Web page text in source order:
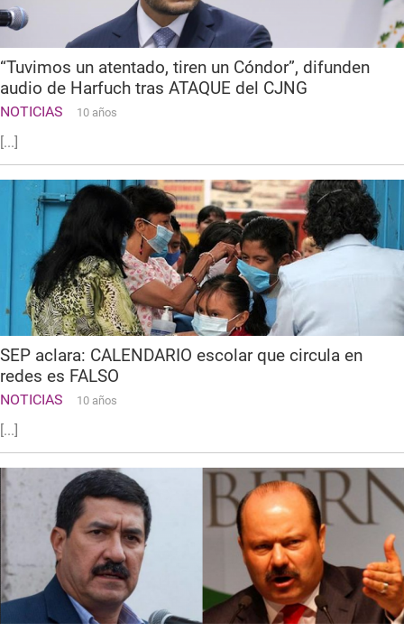
“Tuvimos un atentado, tiren un Cóndor”, difunden
audio de Harfuch tras ATAQUE del CJNG
NOTICIAS 10 años
[...]
SEP aclara: CALENDARIO escolar que circula en
redes es FALSO
NOTICIAS 10 años
[...]